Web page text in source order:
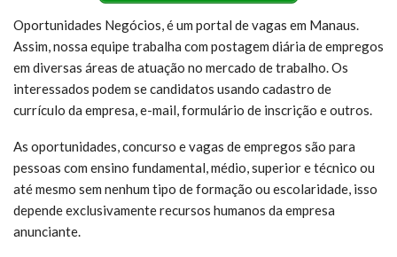
Oportunidades Negócios, é um portal de vagas em Manaus.
Assim, nossa equipe trabalha com postagem diária de empregos
em diversas áreas de atuação no mercado de trabalho. Os
interessados podem se candidatos usando cadastro de
currículo da empresa, e-mail, formulário de inscrição e outros.
As oportunidades, concurso e vagas de empregos são para
pessoas com ensino fundamental, médio, superior e técnico ou
até mesmo sem nenhum tipo de formação ou escolaridade, isso
depende exclusivamente recursos humanos da empresa
anunciante.